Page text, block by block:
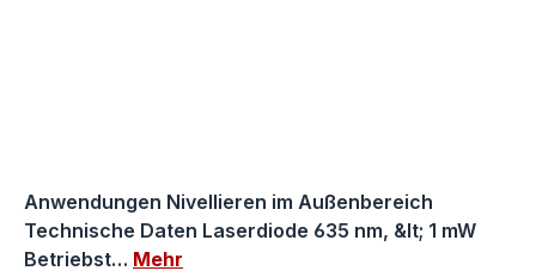
Anwendungen Nivellieren im Außenbereich
Technische Daten Laserdiode 635 nm, &lt; 1 mW
Betriebst… Mehr